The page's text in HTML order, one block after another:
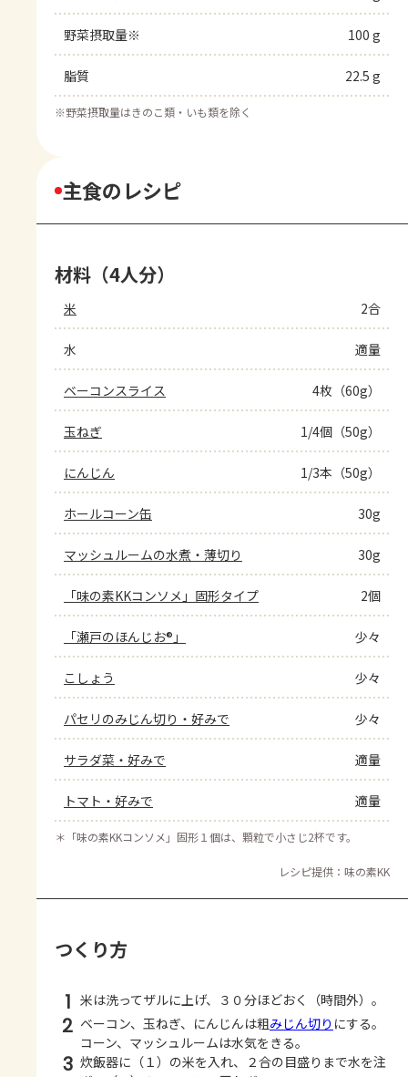
野菜摂取量※ 100 g
脂質 22.5 g
※野菜摂取量はきのこ類・いも類を除く
主食のレシピ
材料（4人分）
米 2合
水 適量
ベーコンスライス 4枚（60g）
玉ねぎ 1/4個（50g）
にんじん 1/3本（50g）
ホールコーン缶 30g
マッシュルームの水煮・薄切り 30g
「味の素KKコンソメ」固形タイプ 2個
「瀬戸のほんじお®」 少々
こしょう 少々
パセリのみじん切り・好みで 少々
サラダ菜・好みで 適量
トマト・好みで 適量
＊ 「味の素KKコンソメ」固形１個は、顆粒で小さじ2杯です。
レシピ提供：味の素KK
つくり方
1 米は洗ってザルに上げ、３０分ほどおく（時間外）。
2 ベーコン、玉ねぎ、にんじんは粗みじん切り にする。
コーン、マッシュルームは水気をきる。
3 炊飯器に（１）の米を入れ、２合の目盛りまで水を注